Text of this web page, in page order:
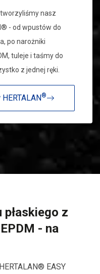
nasz
- od wpustów do
po narożniki
tuleje i taśmy do
z jednej ręki.
®
z
EPDM - na
EASY